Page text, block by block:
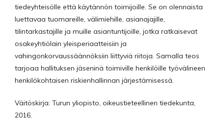
tiedeyhteisölle että käytännön toimijoille. Se on olennaista
luettavaa tuomareille, välimiehille, asianajajille,
tilintarkastajille ja muille asiantuntijoille, jotka ratkaisevat
osakeyhtiölain yleisperiaatteisiin ja
vahingonkorvaussäännöksiin liittyviä riitoja. Samalla teos
tarjoaa hallituksen jäseninä toimiville henkilöille työvälineen
henkilökohtaisen riskienhallinnan järjestämisessä.
Väitöskirja: Turun yliopisto, oikeustieteellinen tiedekunta,
2016.